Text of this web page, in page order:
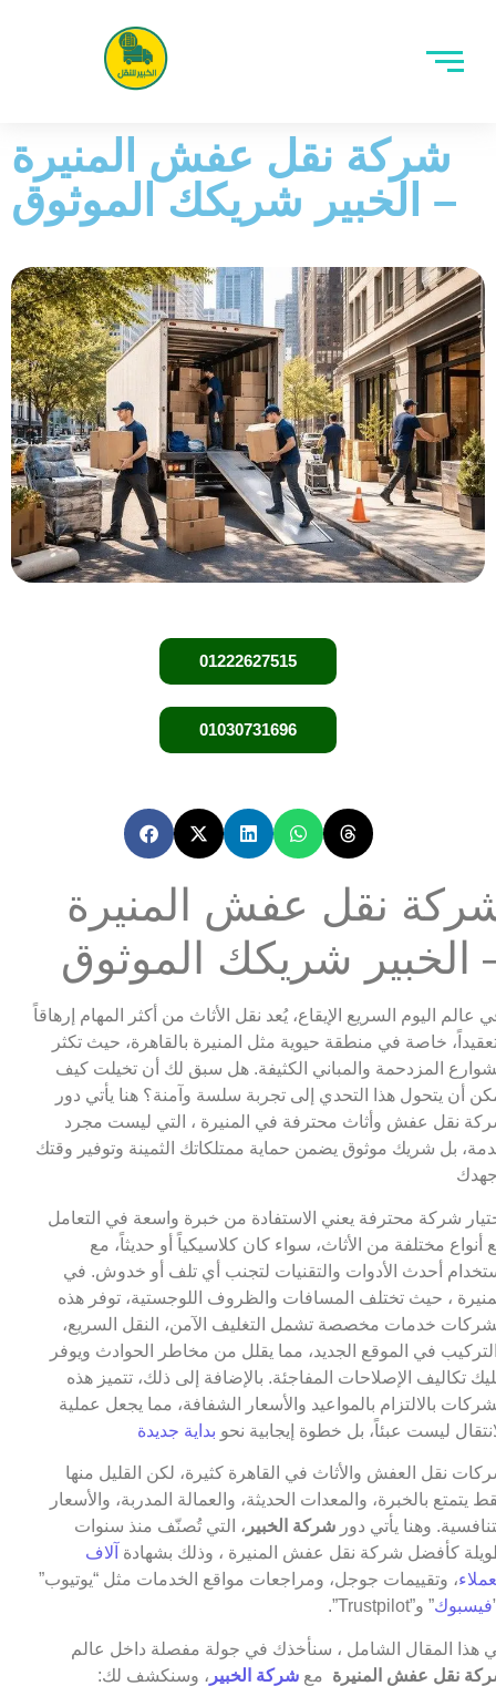
شركة نقل عفش المنيرة
– الخبير شريكك الموثوق
01222627515
01030731696
الخبير شريكك الموثوق
عالم اليوم السريع الإيقاع، يُعد نقل الأثاث من أكثر المهام إرهاقاً
خاصة في منطقة حيوية مثل المنيرة بالقاهرة، حيث تكثر
المزدحمة والمباني الكثيفة. هل سبق لك أن تخيلت كيف
أن يتحول هذا التحدي إلى تجربة سلسة وآمنة؟ هنا يأتي دور
نقل عفش وأثاث محترفة في المنيرة ، التي ليست مجرد
بل شريك موثوق يضمن حماية ممتلكاتك الثمينة وتوفير وقتك
شركة محترفة يعني الاستفادة من خبرة واسعة في التعامل
أنواع مختلفة من الأثاث، سواء كان كلاسيكياً أو حديثاً، مع
أحدث الأدوات والتقنيات لتجنب أي تلف أو خدوش. في
، حيث تختلف المسافات والظروف اللوجستية، توفر هذه
خدمات مخصصة تشمل التغليف الآمن، النقل السريع،
في الموقع الجديد، مما يقلل من مخاطر الحوادث ويوفر
تكاليف الإصلاحات المفاجئة. بالإضافة إلى ذلك، تتميز هذه
بالالتزام بالمواعيد والأسعار الشفافة، مما يجعل عملية
ليست عبئاً، بل خطوة إيجابية نحو بداية جديدة
نقل العفش والأثاث في القاهرة كثيرة، لكن القليل منها
يتمتع بالخبرة، والمعدات الحديثة، والعمالة المدربة، والأسعار
وهنا يأتي دور شركة الخبير ، التي تُصنّف منذ سنوات
كأفضل شركة نقل عفش المنيرة ، وذلك بشهادة آلاف
، وتقييمات جوجل، ومراجعات مواقع الخدمات مثل “يوتيوب”
فيسبوك” و”Trustpilot”.
هذا المقال الشامل ، سنأخذك في جولة مفصلة داخل عالم
نقل عفش المنيرة مع شركة الخبير ، وسنكشف لك: